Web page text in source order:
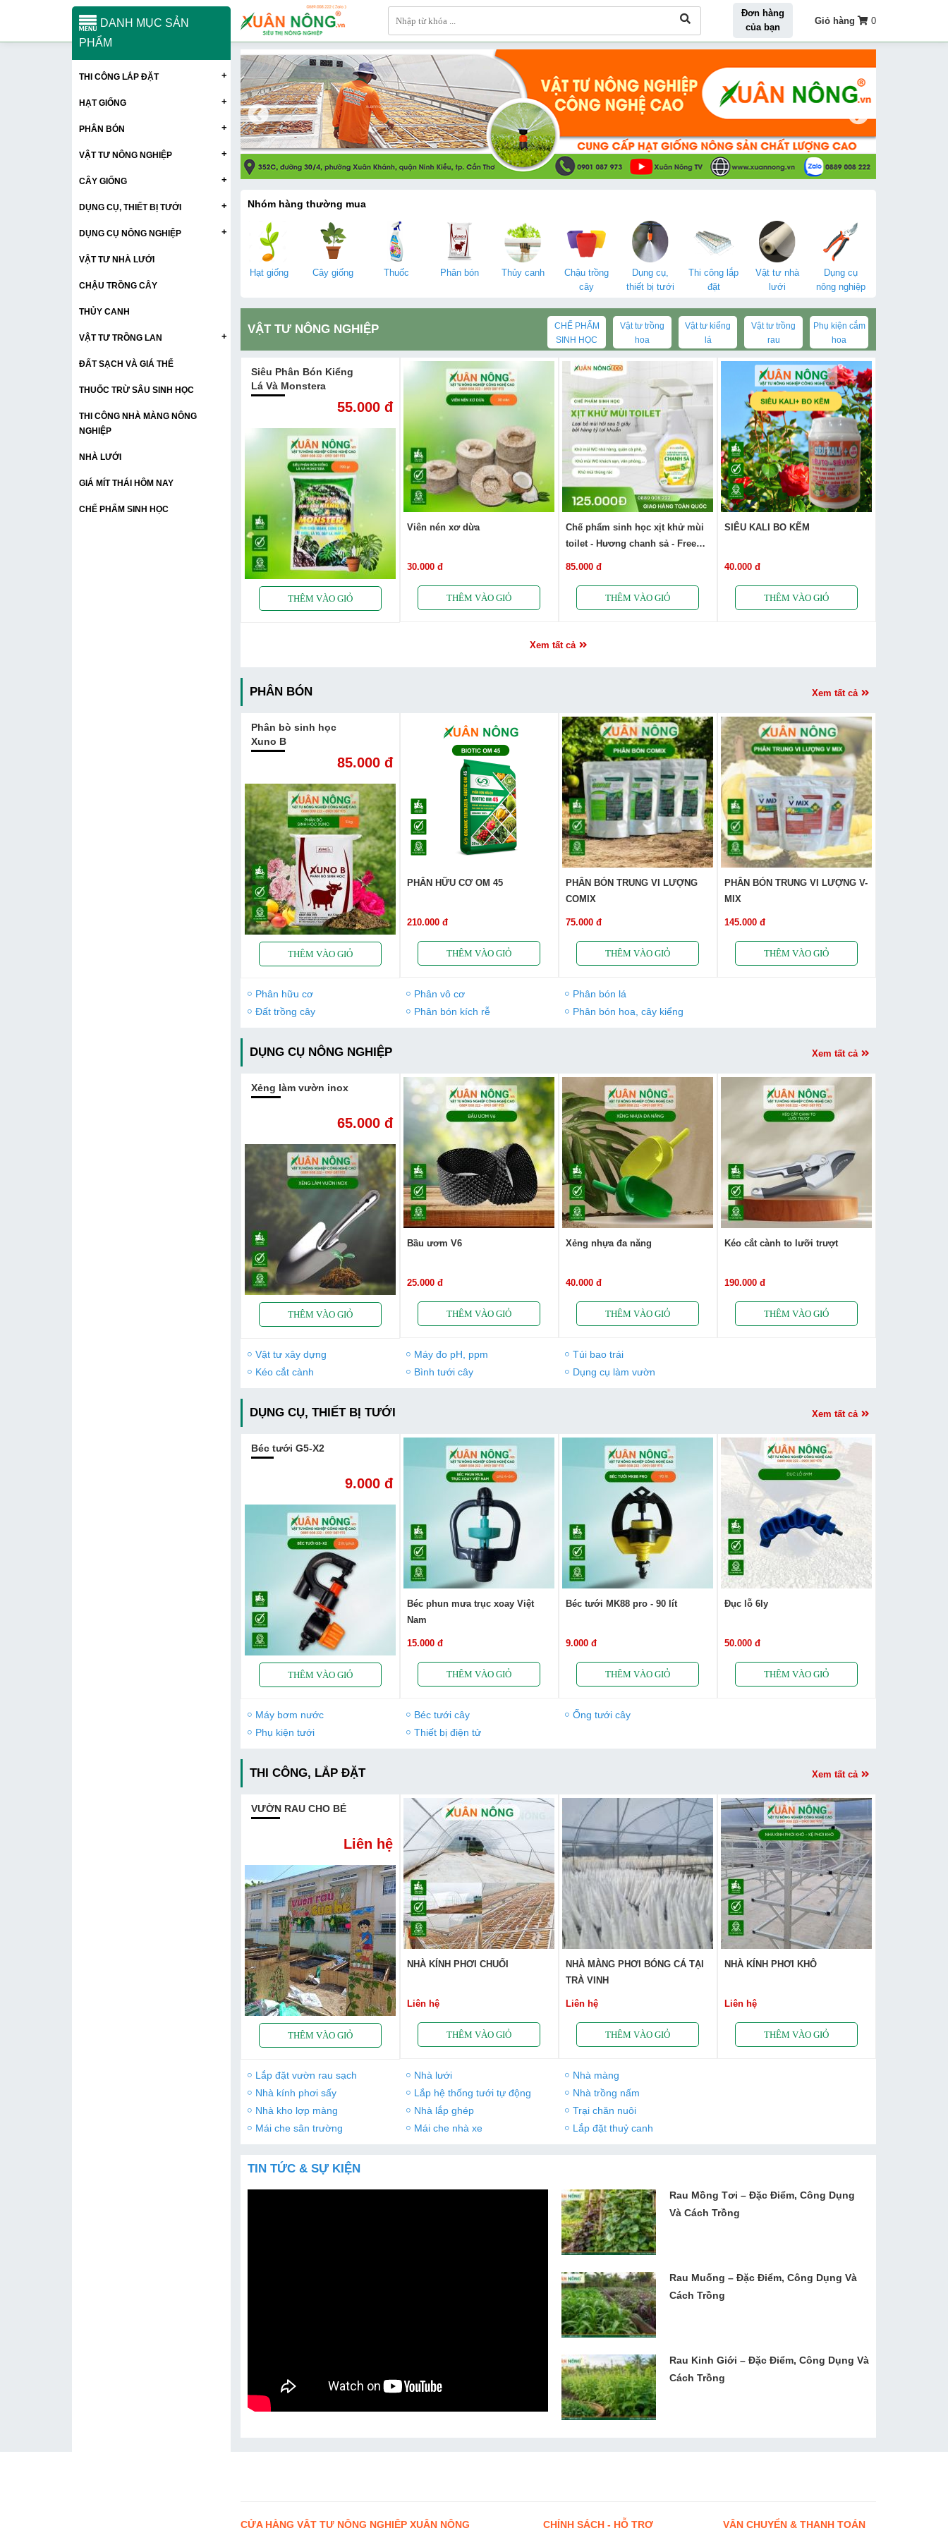
Đơn hàng
của bạn
Giỏ hàng 0
Nhóm hàng thường mua
Hạt giống Cây giống Thuốc Phân bón Thủy canh
Chậu trồng
cây
Dụng cụ,
thiết bị tưới
Thi công lắp
đặt
Vật tư nhà
lưới
Dụng cụ
nông nghiệp
VẬT TƯ NÔNG NGHIỆP
Siêu Phân Bón Kiểng
Lá Và Monstera
55.000 đ
Viên nén xơ dừa
30.000 đ
Chế phẩm sinh học xịt khử mùi
toilet - Hương chanh sả - Free
85.000 đ
SIÊU KALI BO KẼM
40.000 đ
Xem tất cả
CHẾ PHẨM
SINH HỌC
Vật tư trồng
hoa
Vật tư kiểng
lá
Vật tư trồng
rau
Phụ kiện cắm
hoa
PHÂN BÓN
Phân bò sinh học
Xuno B
85.000 đ
PHÂN HỮU CƠ OM 45
210.000 đ
PHÂN BÓN TRUNG VI LƯỢNG
COMIX
75.000 đ
PHÂN BÓN TRUNG VI LƯỢNG V-
MIX
145.000 đ
Xem tất cả
Phân hữu cơ Phân vô cơ
Phân bón lá
Đất trồng cây
Phân bón kích rễ Phân bón hoa, cây kiểng
DỤNG CỤ NÔNG NGHIỆP
Xẻng làm vườn inox
65.000 đ
Bầu ươm V6
25.000 đ
Xẻng nhựa đa năng
40.000 đ
Kéo cắt cành to lưỡi trượt
190.000 đ
Xem tất cả
Vật tư xây dựng Máy đo pH, ppm
Túi bao trái
Kéo cắt cành
Bình tưới cây Dụng cụ làm vườn
DỤNG CỤ, THIẾT BỊ TƯỚI
Béc tưới G5-X2
9.000 đ
Béc phun mưa trục xoay Việt
Nam
15.000 đ
Béc tưới MK88 pro - 90 lít
9.000 đ
Đục lỗ 6ly
50.000 đ
Xem tất cả
Máy bơm nước Béc tưới cây
Ống tưới cây
Phụ kiện tưới
Thiết bị điện tử
THI CÔNG, LẮP ĐẶT
VƯỜN RAU CHO BÉ
Liên hệ
NHÀ KÍNH PHƠI CHUỐI
Liên hệ
NHÀ MÀNG PHƠI BÓNG CÁ TẠI
TRÀ VINH
Liên hệ
NHÀ KÍNH PHƠI KHÔ
Liên hệ
Xem tất cả
Lắp đặt vườn rau sạch Nhà lưới
Nhà màng
Nhà kính phơi sấy
Lắp hệ thống tưới tự động
Nhà trồng nấm
Nhà kho lợp màng
Nhà lắp ghép
Trại chăn nuôi
Mái che sân trường
Mái che nhà xe Lắp đặt thuỷ canh
Rau Mồng Tơi – Đặc Điểm, Công Dụng
Và Cách Trồng
Rau Muống – Đặc Điểm, Công Dụng Và
Cách Trồng
Rau Kinh Giới – Đặc Điểm, Công Dụng Và
Cách Trồng
DANH MỤC SẢN
PHẨM
THI CÔNG LẮP ĐẶT +
HẠT GIỐNG +
PHÂN BÓN +
VẬT TƯ NÔNG NGHIỆP +
CÂY GIỐNG +
DỤNG CỤ, THIẾT BỊ TƯỚI +
DỤNG CỤ NÔNG NGHIỆP +
VẬT TƯ NHÀ LƯỚI
CHẬU TRỒNG CÂY
THỦY CANH
VẬT TƯ TRỒNG LAN +
ĐẤT SẠCH VÀ GIÁ THỂ
THUỐC TRỪ SÂU SINH HỌC
THI CÔNG NHÀ MÀNG NÔNG
NGHIỆP
NHÀ LƯỚI
GIÁ MÍT THÁI HÔM NAY
CHẾ PHẨM SINH HỌC
CỬA HÀNG VẬT TƯ NÔNG NGHIỆP XUÂN NÔNG CHÍNH SÁCH - HỖ TRỢ VẬN CHUYỂN & THANH TOÁN